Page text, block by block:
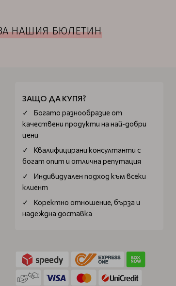
НАШИЯ БЮЛЕТИН
ЗАЩО ДА КУПЯ?
Богатo разнообразие от
качествени продукти на най-добри
цени
Квалифицирани консултанти с
богат опит и отлична репутация
Индивидуален подход към всеки
клиент
Коректно отношение, бърза и
надеждна доставка